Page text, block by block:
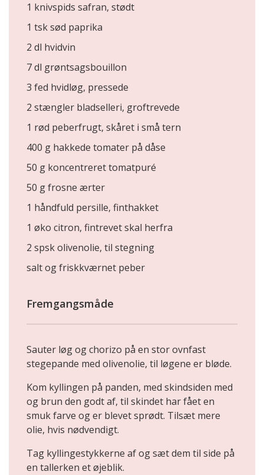
1 knivspids safran, stødt
1 tsk sød paprika
2 dl hvidvin
7 dl grøntsagsbouillon
3 fed hvidløg, pressede
2 stængler bladselleri, groftrevede
1 rød peberfrugt, skåret i små tern
400 g hakkede tomater på dåse
50 g koncentreret tomatpuré
50 g frosne ærter
1 håndfuld persille, finthakket
1 øko citron, fintrevet skal herfra
2 spsk olivenolie, til stegning
salt og friskkværnet peber
Fremgangsmåde
Sauter løg og chorizo på en stor ovnfast
stegepande med olivenolie, til løgene er bløde.
Kom kyllingen på panden, med skindsiden med
og brun den godt af, til skindet har fået en
smuk farve og er blevet sprødt. Tilsæt mere
olie, hvis nødvendigt.
Tag kyllingestykkerne af og sæt dem til side på
en tallerken et øjeblik.